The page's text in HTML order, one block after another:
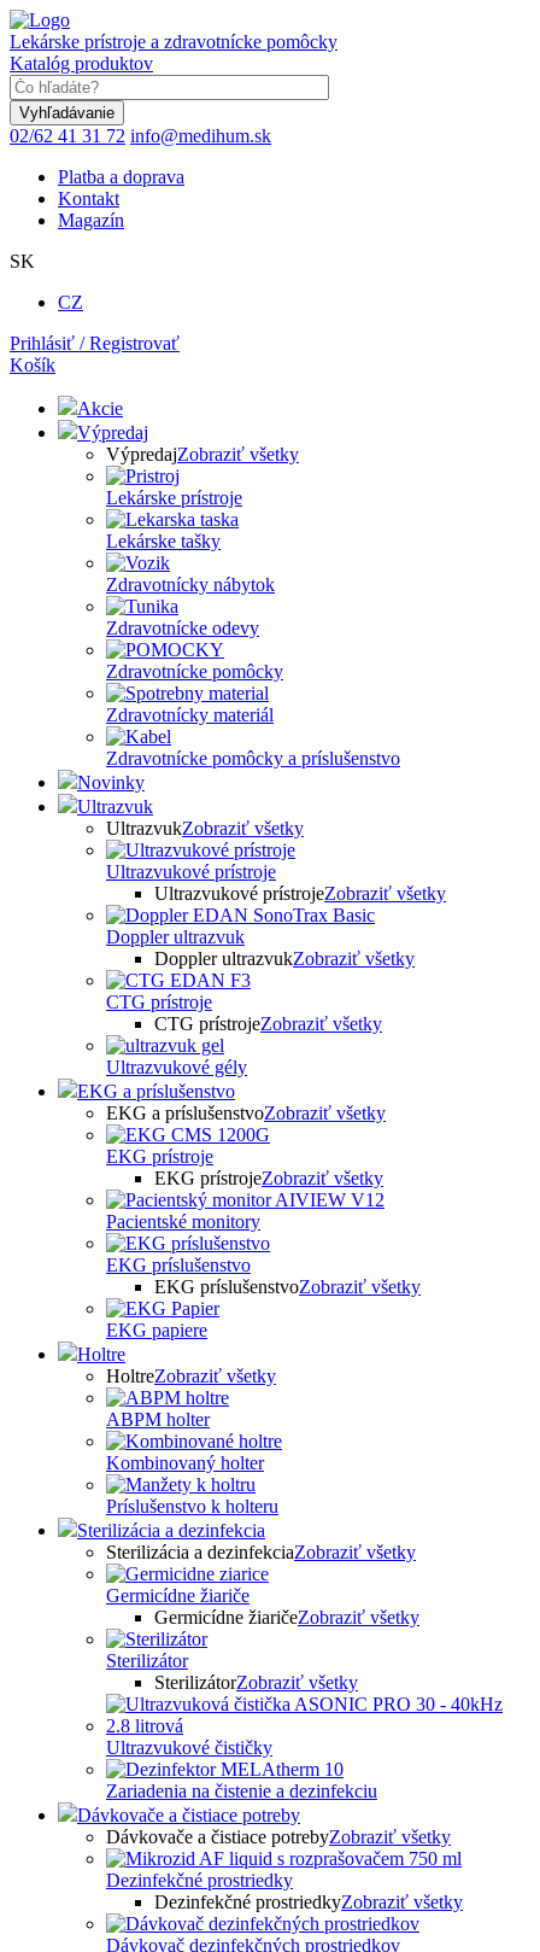
Skočiť
na
hlavný
obsah
Lekárske prístroje a zdravotnícke pomôcky
Katalóg produktov
02/62 41 31 72 info@medihum.sk
Platba a doprava
Kontakt
Magazín
SK
CZ
Prihlásiť / Registrovať
Košík
Akcie
Výpredaj
VýpredajZobraziť všetky
Lekárske prístroje
Lekárske tašky
Zdravotnícky nábytok
Zdravotnícke odevy
Zdravotnícke pomôcky
Zdravotnícky materiál
Zdravotnícke pomôcky a príslušenstvo
Novinky
Ultrazvuk
UltrazvukZobraziť všetky
Ultrazvukové prístroje
Ultrazvukové prístrojeZobraziť všetky
Doppler ultrazvuk
Doppler ultrazvukZobraziť všetky
CTG prístroje
CTG prístrojeZobraziť všetky
Ultrazvukové gély
EKG a príslušenstvo
EKG a príslušenstvoZobraziť všetky
EKG prístroje
EKG prístrojeZobraziť všetky
Pacientské monitory
EKG príslušenstvo
EKG príslušenstvoZobraziť všetky
EKG papiere
Holtre
HoltreZobraziť všetky
ABPM holter
Kombinovaný holter
Príslušenstvo k holteru
Sterilizácia a dezinfekcia
Sterilizácia a dezinfekciaZobraziť všetky
Germicídne žiariče
Germicídne žiaričeZobraziť všetky
Sterilizátor
SterilizátorZobraziť všetky
Ultrazvukové čističky
Zariadenia na čistenie a dezinfekciu
Dávkovače a čistiace potreby
Dávkovače a čistiace potrebyZobraziť všetky
Dezinfekčné prostriedky
Dezinfekčné prostriedkyZobraziť všetky
Dávkovač dezinfekčných prostriedkov